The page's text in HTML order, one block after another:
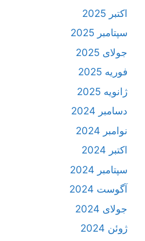
اکتبر 2025
سپتامبر 2025
جولای 2025
فوریه 2025
ژانویه 2025
دسامبر 2024
نوامبر 2024
اکتبر 2024
سپتامبر 2024
آگوست 2024
جولای 2024
ژوئن 2024